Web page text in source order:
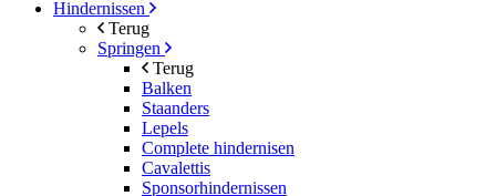
Hindernissen
Terug
Springen
Terug
Balken
Staanders
Lepels
Complete hindernisen
Cavalettis
Sponsorhindernissen